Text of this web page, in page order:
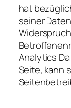
hat
seiner
Analytics
Seite, kann